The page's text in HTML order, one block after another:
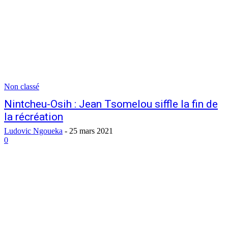
Non classé
Nintcheu-Osih : Jean Tsomelou siffle la fin de
la récréation
Ludovic Ngoueka - 25 mars 2021
0